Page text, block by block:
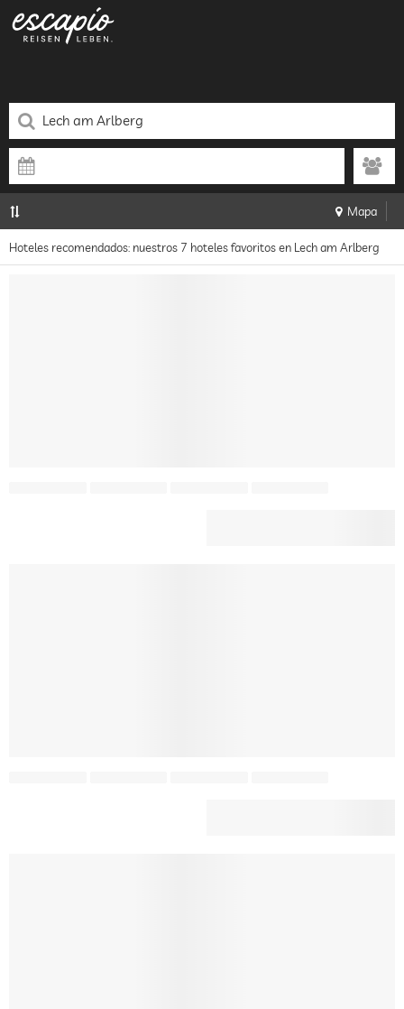
Mapa
Hoteles recomendados: nuestros 7 hoteles favoritos en Lech am Arlberg